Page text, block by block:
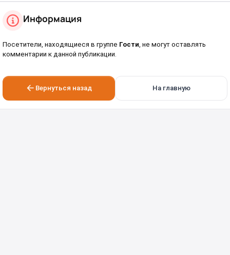
Информация
Посетители, находящиеся в группе Гости , не могут оставлять
комментарии к данной публикации.
Вернуться назад На главную